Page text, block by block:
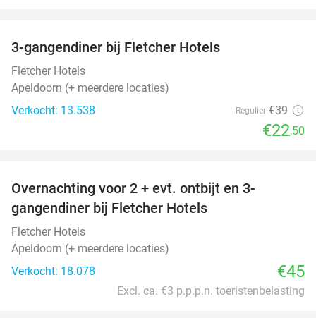
3-gangendiner bij Fletcher Hotels
Fletcher Hotels
Apeldoorn (+ meerdere locaties)
Verkocht: 13.538
Regulier €39
€22,50
Overnachting voor 2 + evt. ontbijt en 3-
gangendiner bij Fletcher Hotels
Fletcher Hotels
Apeldoorn (+ meerdere locaties)
Verkocht: 18.078
€45
Excl. ca. €3 p.p.p.n. toeristenbelasting